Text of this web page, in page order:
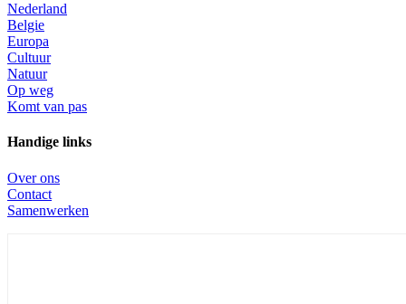
Nederland
Belgie
Europa
Cultuur
Natuur
Op weg
Komt van pas
Handige links
Over ons
Contact
Samenwerken